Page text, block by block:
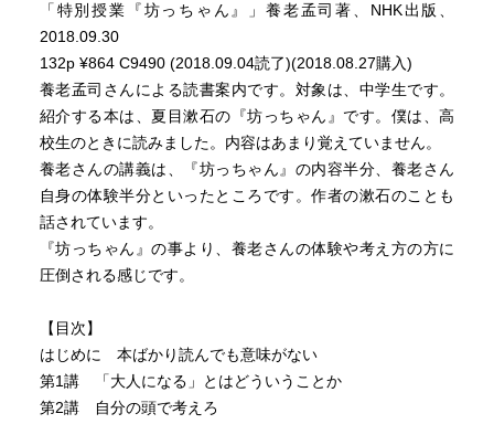
「特別授業『坊っちゃん』」養老孟司著、NHK出版、
2018.09.30
132p ¥864 C9490 (2018.09.04読了)(2018.08.27購入)
養老孟司さんによる読書案内です。対象は、中学生です。
紹介する本は、夏目漱石の『坊っちゃん』です。僕は、高
校生のときに読みました。内容はあまり覚えていません。
養老さんの講義は、『坊っちゃん』の内容半分、養老さん
自身の体験半分といったところです。作者の漱石のことも
話されています。
『坊っちゃん』の事より、養老さんの体験や考え方の方に
圧倒される感じです。
【目次】
はじめに 本ばかり読んでも意味がない
第1講 「大人になる」とはどういうことか
第2講 自分の頭で考えろ